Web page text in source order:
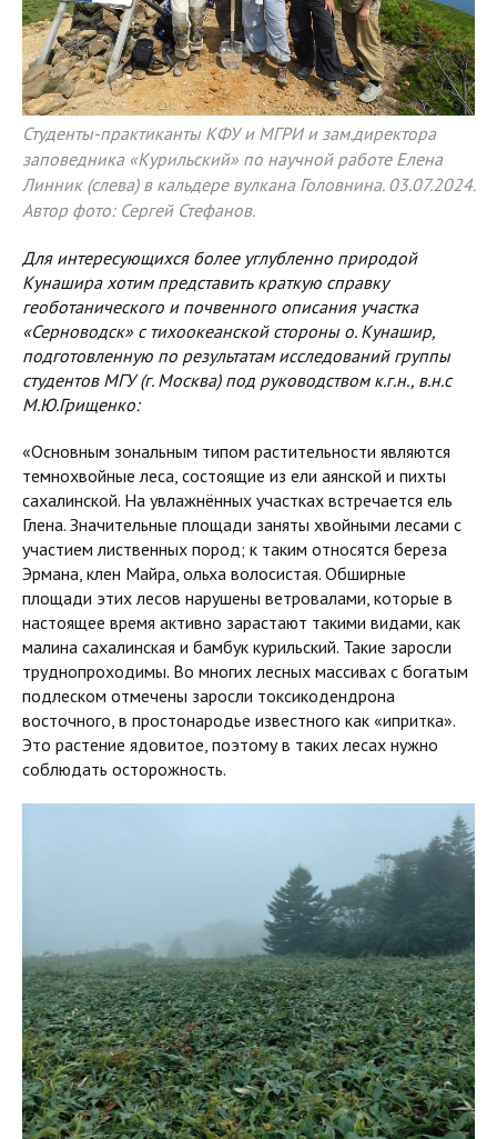
Студенты-практиканты КФУ и МГРИ и зам.директора
заповедника «Курильский» по научной работе Елена
Линник (слева) в кальдере вулкана Головнина. 03.07.2024.
Автор фото: Сергей Стефанов.
Для интересующихся более углубленно природой
Кунашира хотим представить краткую справку
геоботанического и почвенного описания участка
«Серноводск» с тихоокеанской стороны о. Кунашир,
подготовленную по результатам исследований группы
студентов МГУ (г. Москва) под руководством к.г.н., в.н.с
М.Ю.Грищенко:
«Основным зональным типом растительности являются
темнохвойные леса, состоящие из ели аянской и пихты
сахалинской. На увлажнённых участках встречается ель
Глена. Значительные площади заняты хвойными лесами с
участием лиственных пород; к таким относятся береза
Эрмана, клен Майра, ольха волосистая. Обширные
площади этих лесов нарушены ветровалами, которые в
настоящее время активно зарастают такими видами, как
малина сахалинская и бамбук курильский. Такие заросли
труднопроходимы. Во многих лесных массивах с богатым
подлеском отмечены заросли токсикодендрона
восточного, в простонародье известного как «ипритка».
Это растение ядовитое, поэтому в таких лесах нужно
соблюдать осторожность.